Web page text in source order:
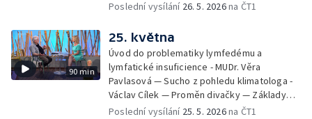
Veronika Slaninová — Běháme s dětmi - jak
Schneiderová — Colours of Ostrava - Filip
Košťálek a Jan Vojtko — Tajemství křišťálové
planety - Jan Maxián, Petr Horák a Adélka
Hesová — Český svaz ochránců přírody - Eva
Šrailová
Poslední vysílání 26. 5. 2026na ČT1
90 min
25. května
Úvod do problematiky lymfedému a
lymfatické insuficience - MUDr. Věra
Pavlasová — Sucho z pohledu klimatologa -
Václav Cílek — Proměn divačky — Základy
bezpečnosti dětí na inline bruslích - Petr
Poslední vysílání 25. 5. 2026na ČT1